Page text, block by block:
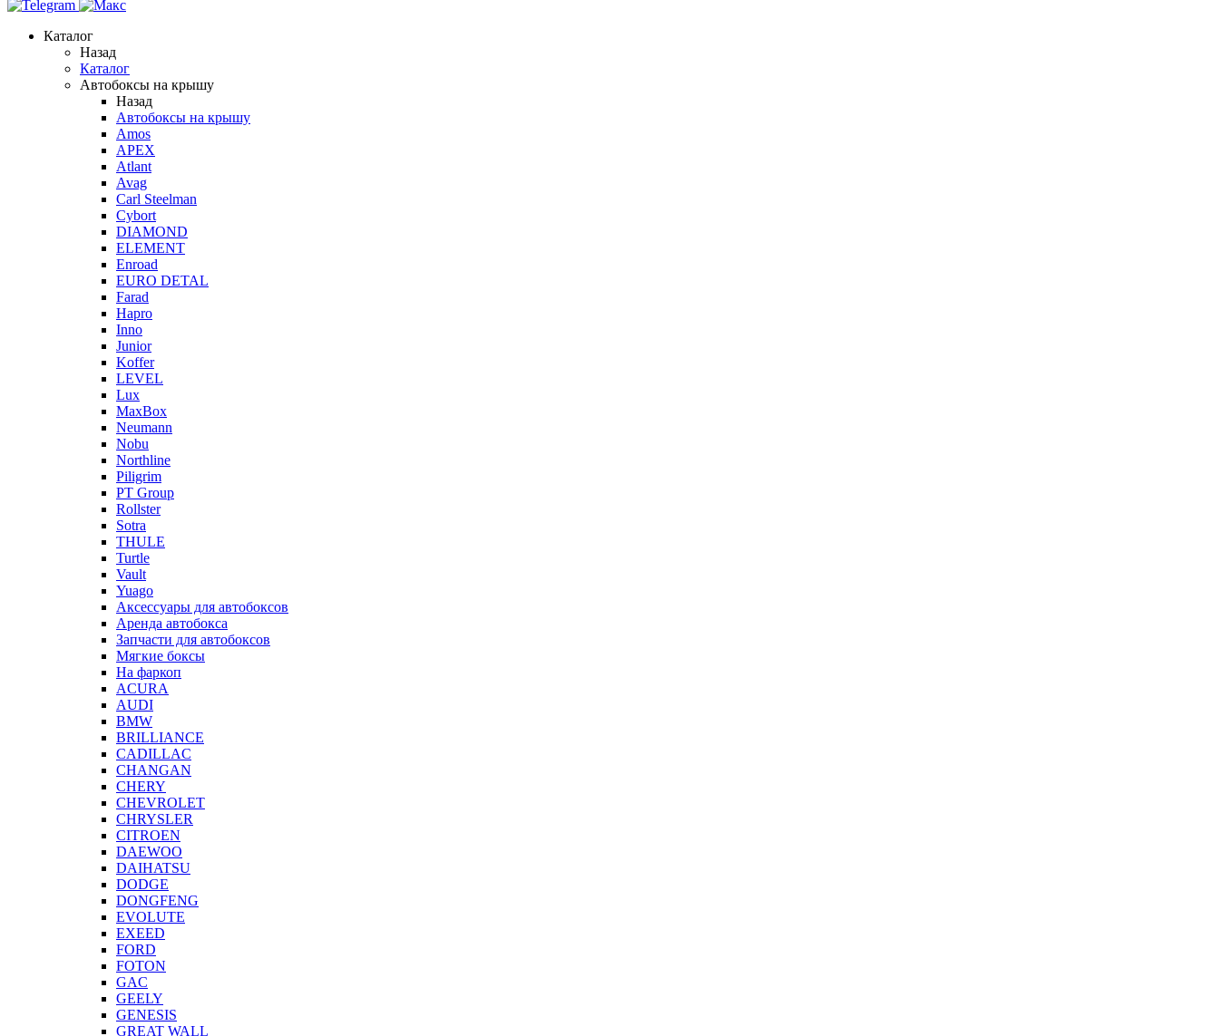
Каталог
Назад
Каталог
Автобоксы на крышу
Назад
Автобоксы на крышу
Amos
APEX
Atlant
Avag
Carl Steelman
Cybort
DIAMOND
ELEMENT
Enroad
EURO DETAL
Farad
Hapro
Inno
Junior
Koffer
LEVEL
Lux
MaxBox
Neumann
Nobu
Northline
Piligrim
PT Group
Rollster
Sotra
THULE
Turtle
Vault
Yuago
Аксессуары для автобоксов
Аренда автобокса
Запчасти для автобоксов
Мягкие боксы
На фаркоп
ACURA
AUDI
BMW
BRILLIANCE
CADILLAC
CHANGAN
CHERY
CHEVROLET
CHRYSLER
CITROEN
DAEWOO
DAIHATSU
DODGE
DONGFENG
EVOLUTE
EXEED
FORD
FOTON
GAC
GEELY
GENESIS
GREAT WALL